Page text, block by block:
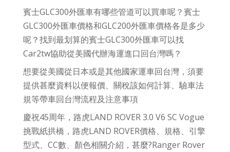
賓士GLC300外匯車有哪些管道可以買車呢？賓士
GLC300外匯車價格和GLC200外匯車價格各是多少
呢？找到最划算的賓士GLC300外匯車可以找
Car2tw協助從美國代辦海運進口回台灣嗎？
想要從美國從日本或是其他國家運車回台灣，須要
提供甚麼資料以便報價、關稅該如何計算、驗車法
規等帶車回台灣流程及注意事項
慶祝45周年，路虎LAND ROVER 3.0 V6 SC Vogue
挑戰紙拱橋，路虎LAND ROVER價格、規格、引擎
型式、CC數、顏色相關介紹，甚麼?Ranger Rover